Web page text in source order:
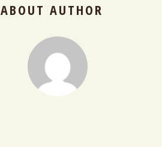
ABOUT AUTHOR